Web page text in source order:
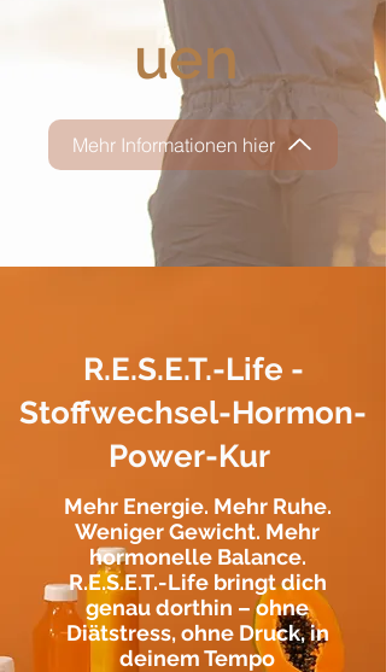
uen
Mehr Informationen hier
R.E.S.E.T.-Life -
Stoffwechsel-Hormon-
Power-Kur
Mehr Energie. Mehr Ruhe.
Weniger Gewicht. Mehr
hormonelle Balance.
R.E.S.E.T.-Life bringt dich
genau dorthin – ohne
Diätstress, ohne Druck, in
deinem Tempo